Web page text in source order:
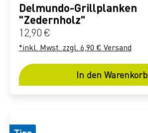
Delmundo-Grillplanken
"Zedernholz"
Regulärer Preis:
12,90 €
*inkl. Mwst. zzgl. 6,90 € Versand
In den Warenkorb